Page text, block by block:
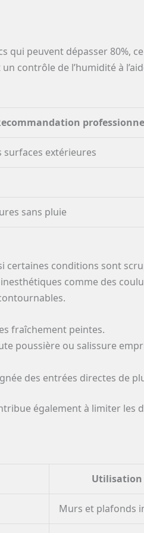
qui peuvent dépasser 80%,
contrôle de l’humidité à
surfaces extérieures
sans pluie
certaines conditions sont
comme des
fraîchement peintes.
poussière ou salissure
des entrées directes de
également à limiter les
Utilisation
Murs et plafonds